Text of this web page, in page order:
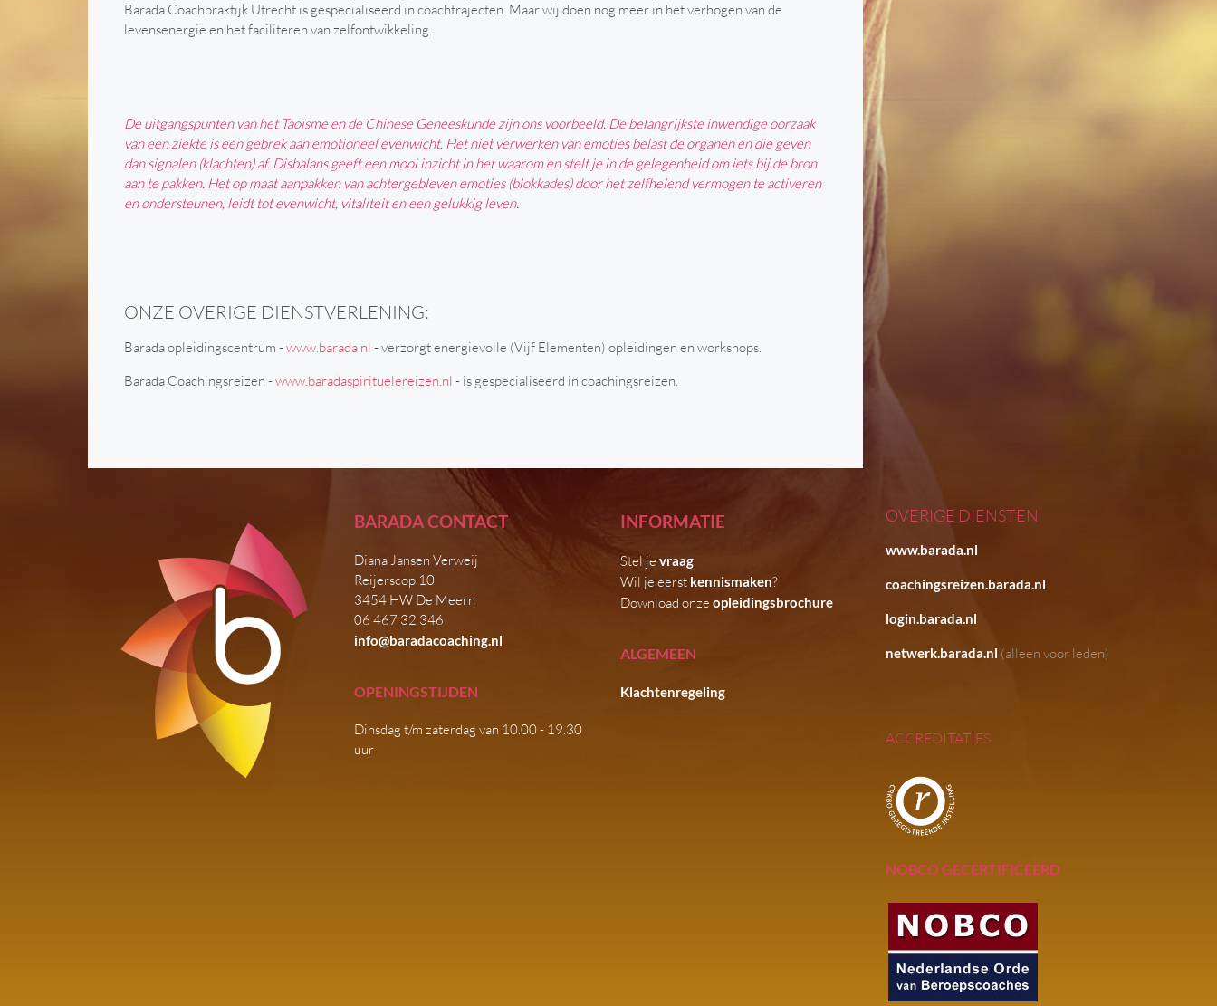
Barada Coachpraktijk Utrecht is gespecialiseerd in coachtrajecten. Maar wij doen nog meer in het verhogen van de
levensenergie en het faciliteren van zelfontwikkeling.
De uitgangspunten van het Taoïsme en de Chinese Geneeskunde zijn ons voorbeeld. De belangrijkste inwendige oorzaak
van een ziekte is een gebrek aan emotioneel evenwicht. Het niet verwerken van emoties belast de organen en die geven
dan signalen (klachten) af. Disbalans geeft een mooi inzicht in het waarom en stelt je in de gelegenheid om iets bij de bron
aan te pakken. Het op maat aanpakken van achtergebleven emoties (blokkades) door het zelfhelend vermogen te activeren
en ondersteunen, leidt tot evenwicht, vitaliteit en een gelukkig leven.
ONZE OVERIGE DIENSTVERLENING:
Barada opleidingscentrum -www.barada.nl - verzorgt energievolle (Vijf Elementen) opleidingen en workshops.
Barada Coachingsreizen -www.baradaspirituelereizen.nl - is gespecialiseerd in coachingsreizen.
BARADA CONTACT
Diana Jansen Verweij
Reijerscop 10
3454 HW De Meern
06 467 32 346
info@baradacoaching.nl
OPENINGSTIJDEN
Dinsdag t/m zaterdag van 10.00 - 19.30
uur
INFORMATIE
Stel je vraag
Wil je eerst kennismaken?
Download onze opleidingsbrochure
ALGEMEEN
Klachtenregeling
OVERIGE DIENSTEN
www.barada.nl
coachingsreizen.barada.nl
login.barada.nl
netwerk.barada.nl (alleen voor leden)
ACCREDITATIES
NOBCO GECERTIFICEERD